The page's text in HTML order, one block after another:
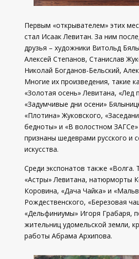
Первым «открывателем» этих
стал Исаак Левитан. За ним
друзья – художники Витольд
Алексей Степанов, Станислав
Николай Богданов-Бельский,
Многие их произведения, такие
«Золотая осень» Левитана, «Лед
«Задумчивые дни осени»
«Плотина» Жуковского,
бедноты» и «В волостном
признаны шедеврами русского и
искусства.
Среди экспонатов также «Волга.
«Астры» Левитана, натюрморты
Коровина, «Дача Чайка» и
Рождественского, «Березовая
«Дельфиниумы» Игоря Грабаря,
жительниц удомельской земли,
работы Абрама Архипова.